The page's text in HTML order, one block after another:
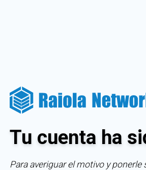
Tu cuenta ha
Para averiguar el motivo y